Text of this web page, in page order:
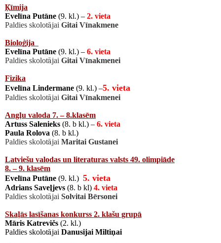
Ķīmija
Evelīna Putāne (9. kl.) – 2. vieta
Paldies skolotājai Gitai Vīnakmene
Bioloģija
Evelīna Putāne (9. kl.) – 6. vieta
Paldies skolotājai Gitai Vīnakmenei
Fizika
Evelīna Lindermane (9. kl.) –5. vieta
Paldies skolotājai Gitai Vīnakmenei
Angļu valoda 7. – 8.klasēm
Artuss Salenieks (8. b kl.) – 6. vieta
Paula Rolova (8. b kl.)
Paldies skolotājai Maritai Gustanei
Latviešu valodas un literaturas valsts 49. olimpiāde
8. – 9. klasēm
Evelīna Putāne (9. kl.) 5. vieta
Adrians Saveļjevs (8. b kl) 4. vieta
Paldies skolotājai Solvitai Bērsonei
Skaļās lasīšanas konkurss 2. klašu grupā
Māris Katrevičs (2. kl.)
Paldies skolotājai Danusijai Miltiņai